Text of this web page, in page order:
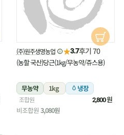
(주)원주생명농업 ★3.7후기 70
(농할 국산)당근(1kg/무농약/쥬스용)
무농약 1kg 냉장
조합원 2,800원
비조합원 3,080원